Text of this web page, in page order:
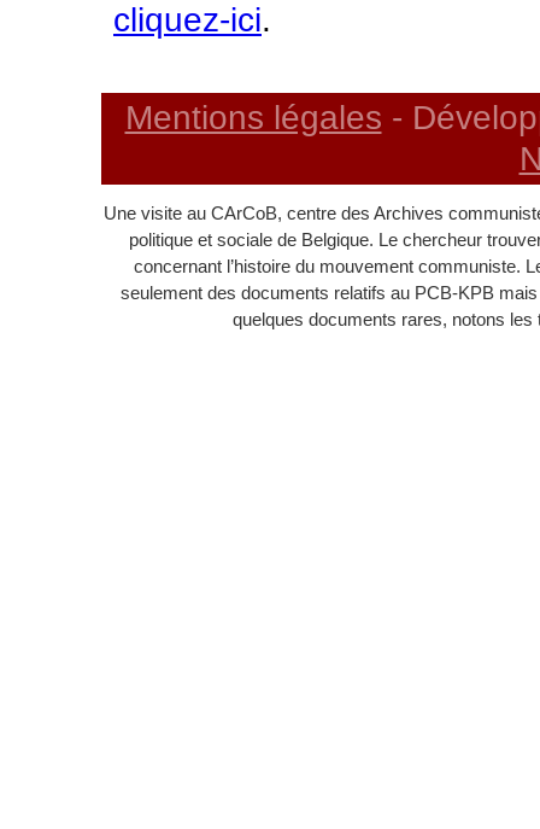
cliquez-ici.
Mentions légales -
Une visite au CArCoB, centre des Archives
politique et sociale de Belgique. Le chercheur
concernant l’histoire du mouvement communiste.
seulement des documents relatifs au PCB-KPB
quelques documents rares, notons